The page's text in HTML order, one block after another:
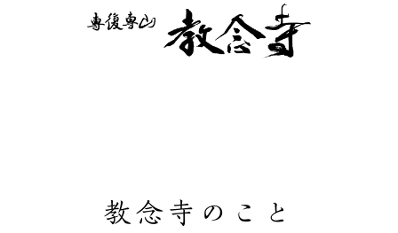
教念寺のこと